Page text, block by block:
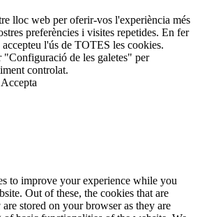
lloc web per oferir-vos l'experiència més
preferències i visites repetides. En fer
l'ús de TOTES les cookies.
"Configuració de les galetes" per
controlat.
Accepta
to improve your experience while you
Out of these, the cookies that are
are stored on your browser as they are